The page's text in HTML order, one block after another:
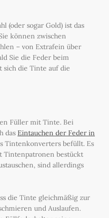
(oder sogar Gold) ist das
können zwischen
– von Extrafein über
Sie die Feder beim
sich die Tinte auf die
Füller mit Tinte. Bei
das Eintauchen der Feder in
Tintenkonverters befüllt. Es
Tintenpatronen bestückt
sind allerdings
die Tinte gleichmäßig zur
und Auslaufen.